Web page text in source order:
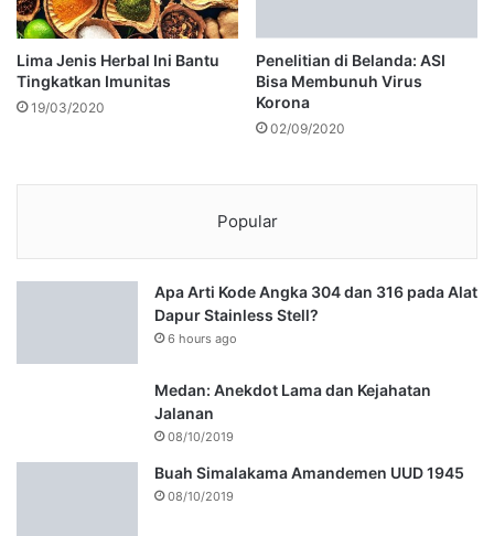
Lima Jenis Herbal Ini Bantu
Tingkatkan Imunitas
19/03/2020
Penelitian di Belanda: ASI
Bisa Membunuh Virus
Korona
02/09/2020
Popular
Apa Arti Kode Angka 304 dan 316 pada Alat
Dapur Stainless Stell?
6 hours ago
Medan: Anekdot Lama dan Kejahatan
Jalanan
08/10/2019
Buah Simalakama Amandemen UUD 1945
08/10/2019